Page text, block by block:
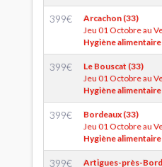
399€
Arcachon (33)
Jeu 01 Octobre au
Hygiène alimentaire
399€
Le Bouscat (33)
Jeu 01 Octobre au
Hygiène alimentaire
399€
Bordeaux (33)
Jeu 01 Octobre au
Hygiène alimentaire
399€
Artigues-près-